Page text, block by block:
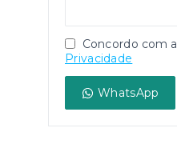
Concordo com a
Privacidade
WhatsApp